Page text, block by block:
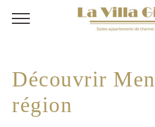
Découvrir
région